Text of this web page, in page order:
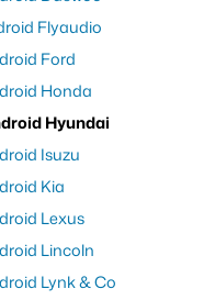
Flyaudio
Ford
Honda
Hyundai
Isuzu
Kia
Lexus
Lincoln
Lynk & Co